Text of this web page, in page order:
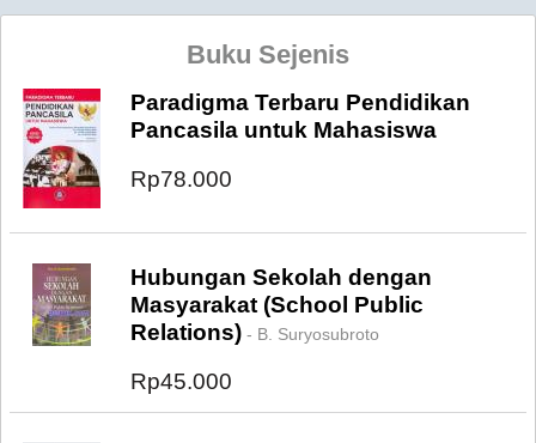
Buku Sejenis
Paradigma Terbaru Pendidikan
Pancasila untuk Mahasiswa
Rp78.000
Hubungan Sekolah dengan
Masyarakat (School Public
Relations) - B. Suryosubroto
Rp45.000